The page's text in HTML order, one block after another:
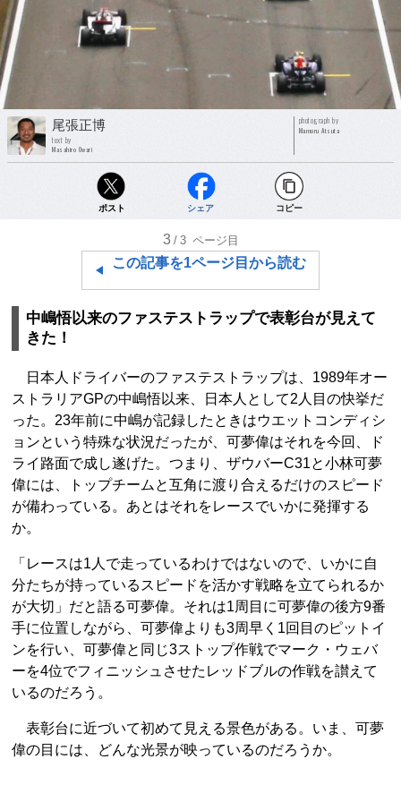
尾張正博
text by
Masahiro Owari
photograph by
Mamoru Atsuta
ポスト シェア コピー
3 /3 ページ目
この記事を1ページ目から読む
中嶋悟以来のファステストラップで表彰台が見えて
きた！
日本人ドライバーのファステストラップは、1989年オー
ストラリアGPの中嶋悟以来、日本人として2人目の快挙だ
った。23年前に中嶋が記録したときはウエットコンディシ
ョンという特殊な状況だったが、可夢偉はそれを今回、ド
ライ路面で成し遂げた。つまり、ザウバーC31と小林可夢
偉には、トップチームと互角に渡り合えるだけのスピード
が備わっている。あとはそれをレースでいかに発揮する
か。
「レースは1人で走っているわけではないので、いかに自
分たちが持っているスピードを活かす戦略を立てられるか
が大切」だと語る可夢偉。それは1周目に可夢偉の後方9番
手に位置しながら、可夢偉よりも3周早く1回目のピットイ
ンを行い、可夢偉と同じ3ストップ作戦でマーク・ウェバ
ーを4位でフィニッシュさせたレッドブルの作戦を讃えて
いるのだろう。
表彰台に近づいて初めて見える景色がある。いま、可夢
偉の目には、どんな光景が映っているのだろうか。